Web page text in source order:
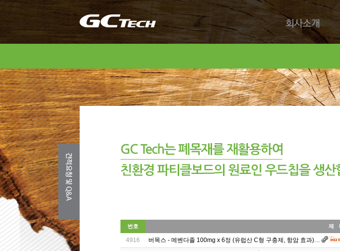
회사소개
번호 제
4916 버목스 - 메벤다졸 100mg x 6정 (유럽산 C형 구충제, 항암 효과)…